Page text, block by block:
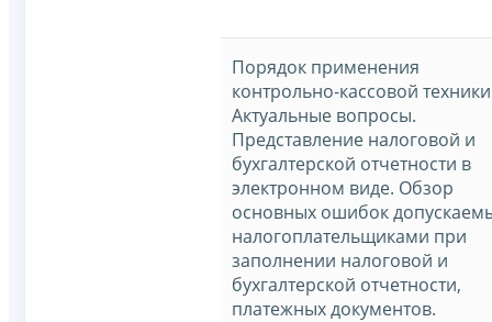
Порядок применения
контрольно-кассовой
Актуальные вопросы.
Представление налоговой и
бухгалтерской отчетности в
электронном виде. Обзор
основных ошибок
налогоплательщиками при
заполнении налоговой и
бухгалтерской отчетности,
платежных документов.